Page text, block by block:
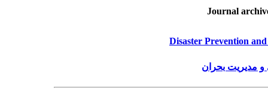
Journal
Disaster Prevention
مدیریت بحران